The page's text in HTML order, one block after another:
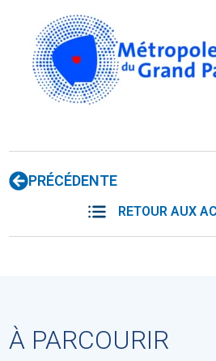
PRÉCÉDENTE
RETOUR AUX
À PARCOURIR